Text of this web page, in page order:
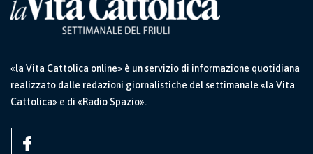
«la Vita Cattolica online» è un servizio di informazione quotidiana
realizzato dalle redazioni giornalistiche del settimanale «la Vita
Cattolica» e di «Radio Spazio».